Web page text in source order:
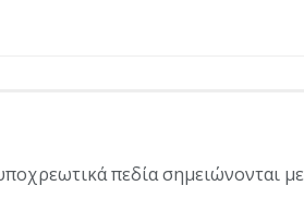
πεδία σημειώνονται με